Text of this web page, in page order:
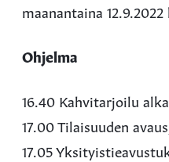
maanantaina
Ohjelma
16.40 Kahvitarjoilu
17.00 Tilaisuuden
17.05